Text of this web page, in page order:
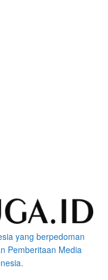
yang berpedoman
Pemberitaan Media